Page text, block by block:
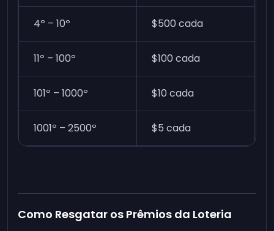
4º – 10º $500 cada
11º – 100º $100 cada
101º – 1000º $10 cada
1001º – 2500º $5 cada
Como Resgatar os Prêmios da Loteria